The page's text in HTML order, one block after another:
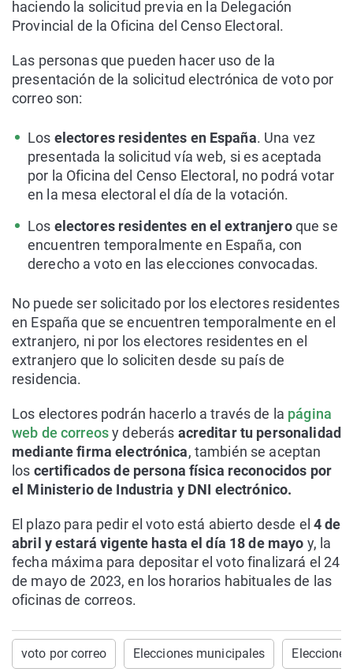
haciendo la solicitud previa en la Delegación
Provincial de la Oficina del Censo Electoral.
Las personas que pueden hacer uso de la
presentación de la solicitud electrónica de voto por
correo son:
Los electores residentes en España. Una vez
presentada la solicitud vía web, si es aceptada
por la Oficina del Censo Electoral, no podrá votar
en la mesa electoral el día de la votación.
Los electores residentes en el extranjeroque se
encuentren temporalmente en España, con
derecho a voto en las elecciones convocadas.
No puede ser solicitado por los electores residentes
en España que se encuentren temporalmente en el
extranjero, ni por los electores residentes en el
extranjero que lo soliciten desde su país de
residencia.
Los electores podrán hacerlo a través de la página
web de correosy deberás acreditar tu personalidad
mediante firma electrónica, también se aceptan
los certificados de persona física reconocidos por
el Ministerio de Industria y DNI electrónico.
El plazo para pedir el voto está abierto desde el 4 de
abril y estará vigente hasta el día 18 de mayo y, la
fecha máxima para depositar el voto finalizará el 24
de mayo de 2023, en los horarios habituales de las
oficinas de correos.
voto por correo Elecciones municipales